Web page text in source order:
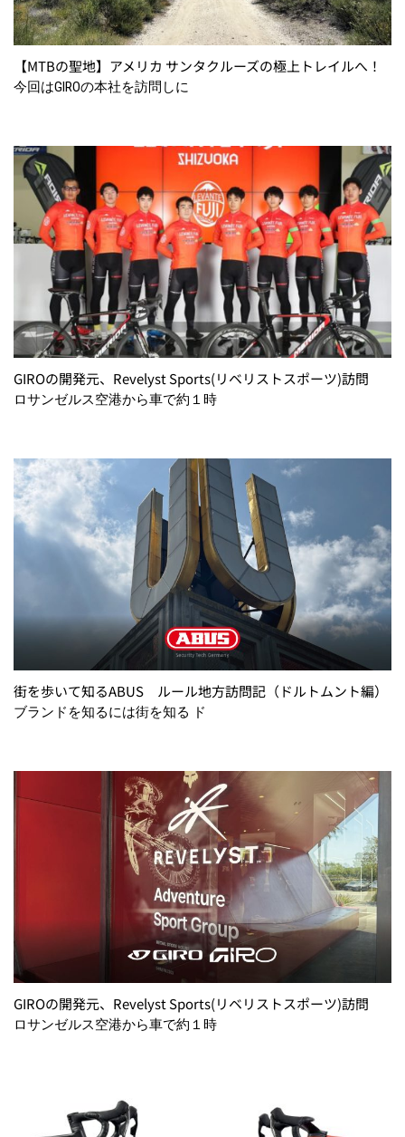
【MTBの聖地】アメリカ サンタクルーズの極上トレイルへ！
今回はGIROの本社を訪問しに
GIROの開発元、Revelyst Sports(リベリストスポーツ)訪問
ロサンゼルス空港から車で約１時
街を歩いて知るABUS ルール地方訪問記（ドルトムント編）
ブランドを知るには街を知る ド
GIROの開発元、Revelyst Sports(リベリストスポーツ)訪問
ロサンゼルス空港から車で約１時